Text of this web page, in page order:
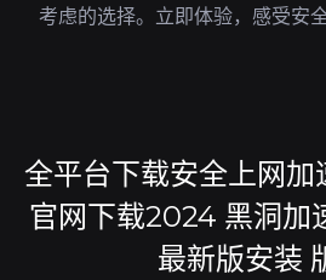
考虑的选择。立即体验，感受安
全平台下载安全上网加
官网下载2024 黑洞加
最新版安装